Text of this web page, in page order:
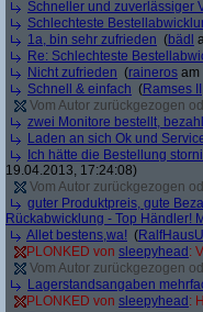
Schneller und zuverlässiger
Schlechteste
1a, bin sehr zufrieden (bädl
Re: Schlechteste
Nicht zufrieden (raineros am
Schnell & einfach (Ramses II
Vom Autor zurückgezogen
zwei Monitore bestellt,
Laden an sich Ok und
Ich hätte die Bestellung
19.04.2013, 17:24:08)
Vom Autor zurückgezogen
guter Produktpreis, gute
Rückabwicklung - Top Händler!
Allet bestens,wa! (RalfHausU
PLONKED von sleepyhead :
Vom Autor zurückgezogen
Lagerstandsangaben
PLONKED von sleepyhead :